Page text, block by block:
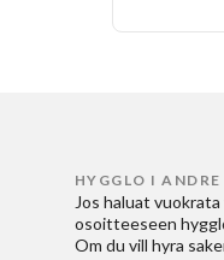
HYGGLO I
Jos haluat vuokrata
osoitteeseen
Om du vill hyra